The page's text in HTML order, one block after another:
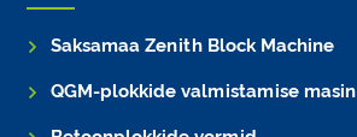
Saksamaa Zenith Block Machine
QGM-plokkide valmistamise masin